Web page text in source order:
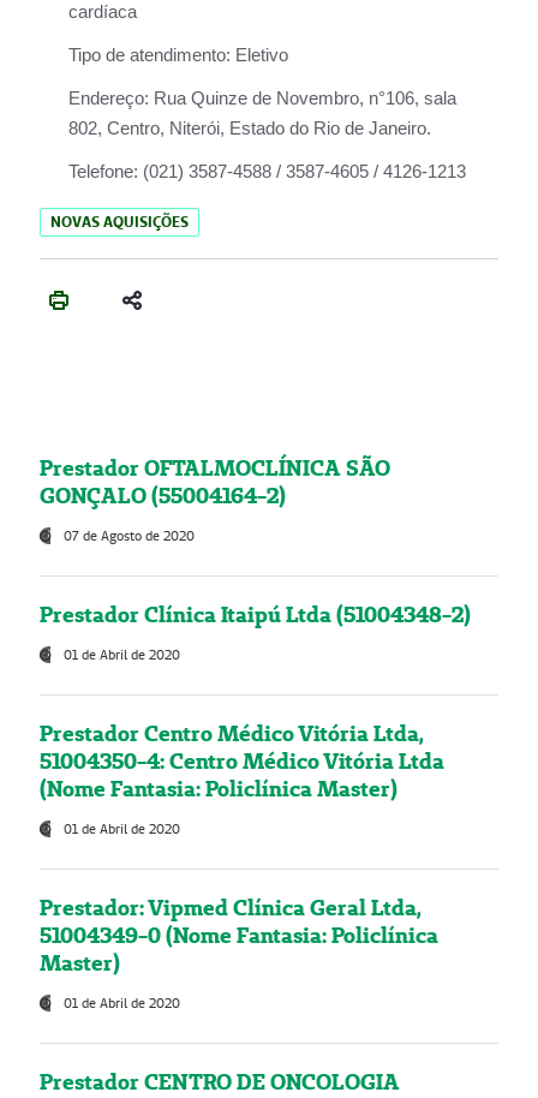
cardíaca
Tipo de atendimento: Eletivo
Endereço: Rua Quinze de Novembro, n°106, sala
802, Centro, Niterói, Estado do Rio de Janeiro.
Telefone: (021) 3587-4588 / 3587-4605 / 4126-1213
NOVAS AQUISIÇÕES
Prestador OFTALMOCLÍNICA SÃO
GONÇALO (55004164-2)
07 de Agosto de 2020
Prestador Clínica Itaipú Ltda (51004348-2)
01 de Abril de 2020
Prestador Centro Médico Vitória Ltda,
51004350-4: Centro Médico Vitória Ltda
(Nome Fantasia: Policlínica Master)
01 de Abril de 2020
Prestador: Vipmed Clínica Geral Ltda,
51004349-0 (Nome Fantasia: Policlínica
Master)
01 de Abril de 2020
Prestador CENTRO DE ONCOLOGIA